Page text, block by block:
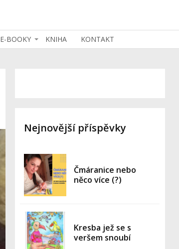
E-BOOKY KNIHA KONTAKT
Nejnovější příspěvky
Čmáranice nebo
něco více (?)
Kresba jež se s
veršem snoubí